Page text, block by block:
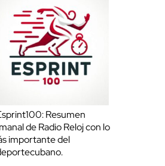
Resumen
de Radio Reloj con lo
importante del